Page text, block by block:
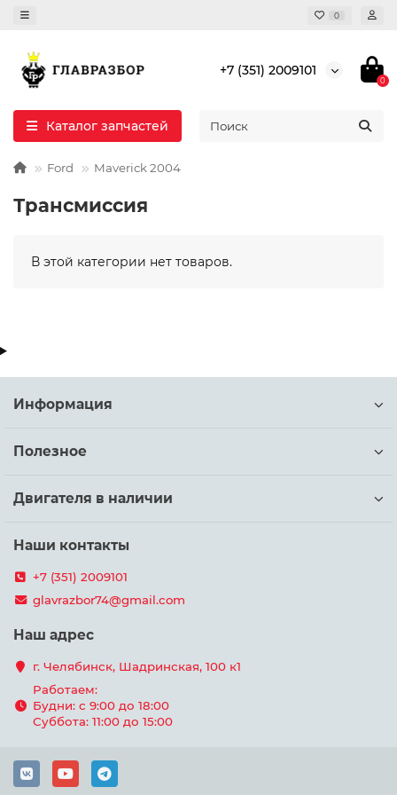
0
+7 (351) 2009101
0
Каталог запчастей
Ford Maverick 2004
Трансмиссия
В этой категории нет товаров.
Информация
Полезное
Двигателя в наличии
Наши контакты
+7 (351) 2009101
glavrazbor74@gmail.com
Наш адрес
г. Челябинск, Шадринская, 100 к1
Работаем:
Будни: с 9:00 до 18:00
Суббота: 11:00 до 15:00